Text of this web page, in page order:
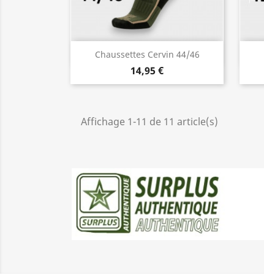
Chaussettes Cervin 44/46
14,95 €
Aperçu rapide
Affichage 1-11 de 11 article(s)